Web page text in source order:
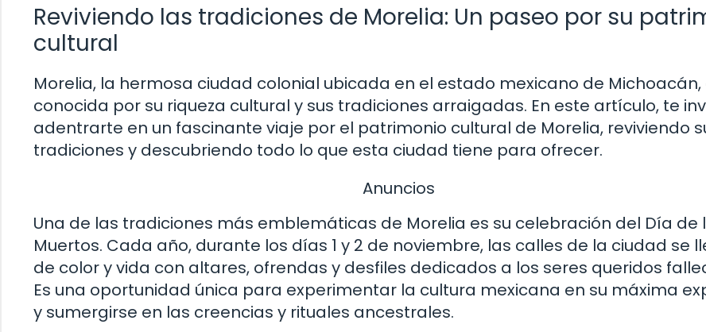
Reviviendo las tradiciones de Morelia: Un paseo por su
cultural
Morelia, la hermosa ciudad colonial ubicada en el estado mexicano de Michoacán,
conocida por su riqueza cultural y sus tradiciones arraigadas. En este artículo, te
adentrarte en un fascinante viaje por el patrimonio cultural de Morelia, reviviendo
tradiciones y descubriendo todo lo que esta ciudad tiene para ofrecer.
Anuncios
Una de las tradiciones más emblemáticas de Morelia es su celebración del Día de
Muertos. Cada año, durante los días 1 y 2 de noviembre, las calles de la ciudad se
de color y vida con altares, ofrendas y desfiles dedicados a los seres queridos
Es una oportunidad única para experimentar la cultura mexicana en su máxima
y sumergirse en las creencias y rituales ancestrales.